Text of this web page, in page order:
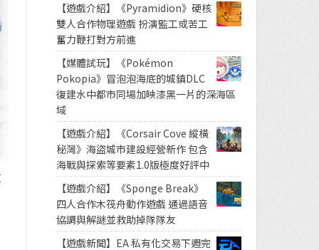
【遊戲介紹】《Pyramidion》硬核
雙人合作物理遊戲 扮演監工或苦工
奮力鞭打對方前進
【媒體試玩】《Pokémon
Pokopia》冒泡泡海底的城鎮DLC
復建水中都市同場加映漆黑一片的深海區
域
【遊戲介紹】《Corsair Cove 縱橫
秘灣》海盜城市建設經營新作 包含
海戰與探索等要素1.0版極度好評中
【遊戲介紹】《Sponge Break》
四人合作木筏舟動作遊戲 通過語音
協調與解謎並救助掉隊隊友
【遊戲新聞】EA 私有化交易下週完